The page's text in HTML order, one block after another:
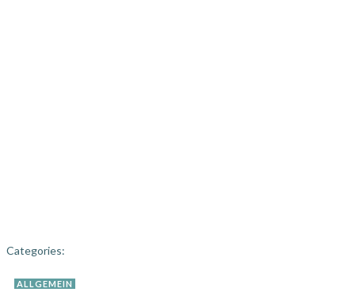
Categories:
ALLGEMEIN